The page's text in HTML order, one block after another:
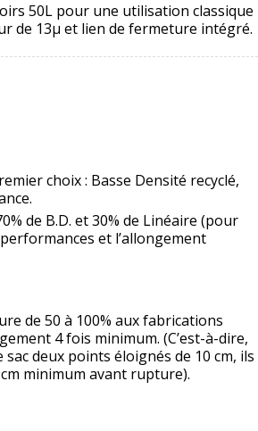
50L pour une utilisation classique
de 13μ et lien de fermeture intégré.
choix : Basse Densité recyclé,
de B.D. et 30% de Linéaire (pour
et l’allongement
de 50 à 100% aux fabrications
4 fois minimum. (C’est-à-dire,
sac deux points éloignés de 10 cm, ils
minimum avant rupture).